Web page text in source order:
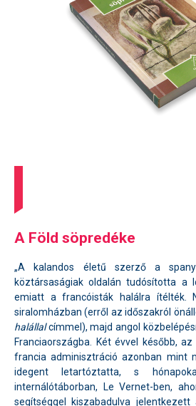
A Föld söpredéke
„A kalandos életű szerző a
köztársaságiak oldalán tudósította a
emiatt a francóisták halálra ítélték.
siralomházban (erről az időszakról
halállalcímmel), majd angol
Franciaországba. Két évvel később,
francia adminisztráció azonban mint
idegent letartóztatta, s
internálótáborban, Le Vernet-ben,
segítséggel kiszabadulva jelentkezett